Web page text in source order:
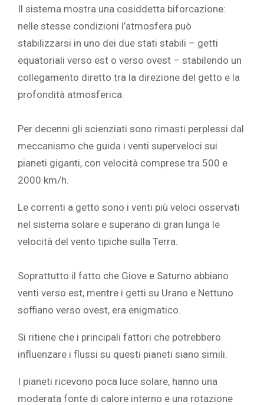
Il sistema mostra una cosiddetta biforcazione:
nelle stesse condizioni l’atmosfera può
stabilizzarsi in uno dei due stati stabili – getti
equatoriali verso est o verso ovest – stabilendo un
collegamento diretto tra la direzione del getto e la
profondità atmosferica.
Per decenni gli scienziati sono rimasti perplessi dal
meccanismo che guida i venti superveloci sui
pianeti giganti, con velocità comprese tra 500 e
2000 km/h.
Le correnti a getto sono i venti più veloci osservati
nel sistema solare e superano di gran lunga le
velocità del vento tipiche sulla Terra.
Soprattutto il fatto che Giove e Saturno abbiano
venti verso est, mentre i getti su Urano e Nettuno
soffiano verso ovest, era enigmatico.
Si ritiene che i principali fattori che potrebbero
influenzare i flussi su questi pianeti siano simili.
I pianeti ricevono poca luce solare, hanno una
moderata fonte di calore interno e una rotazione